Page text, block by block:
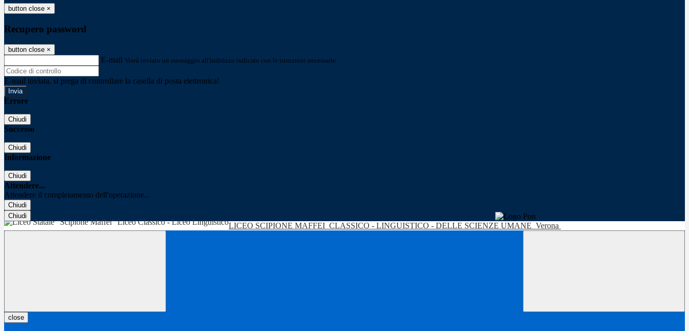
button close ×
Recupero password
button close ×
E-mail Verrà inviato un messaggio all'indirizzo indicato con le istruzioni necessarie.
E-mail inviata, si prega di controllare la casella di posta elettronica!
Errore
Chiudi
Successo
Chiudi
Informazione
Chiudi
Attendere...
Attendere il completamento dell'operazione...
Chiudi
Chiudi
LICEO SCIPIONE MAFFEI CLASSICO - LINGUISTICO - DELLE SCIENZE UMANE Verona
close